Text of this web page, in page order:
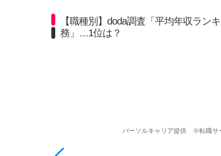
【職種別】doda調査「平均年収ラ
務」…1位は？
パーソルキャリア提供 ※転職サ